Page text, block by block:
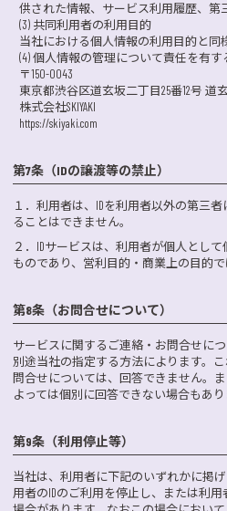
供された情報、サービス利用履歴、第
(3) 共同利用者の利用目的
当社における個人情報の利用目的と同
(4) 個人情報の管理について責任を有す
〒150-0043
東京都渋谷区道玄坂二丁目25番12号 道玄
株式会社SKIYAKI
https://skiyaki.com
第7条（IDの譲渡等の禁止）
１．利用者は、IDを利用者以外の第三
ることはできません。
２．IDサービスは、利用者が個人とし
ものであり、営利目的・商業上の目的で
第8条（お問合せについて）
サービスに関するご連絡・お問合せに
別途当社の指定する方法によります。
問合せについては、回答できません。
よっては個別に回答できない場合もあり
第9条（利用停止等）
当社は、利用者に下記のいずれかに掲
用者のIDのご利用を停止し、または利